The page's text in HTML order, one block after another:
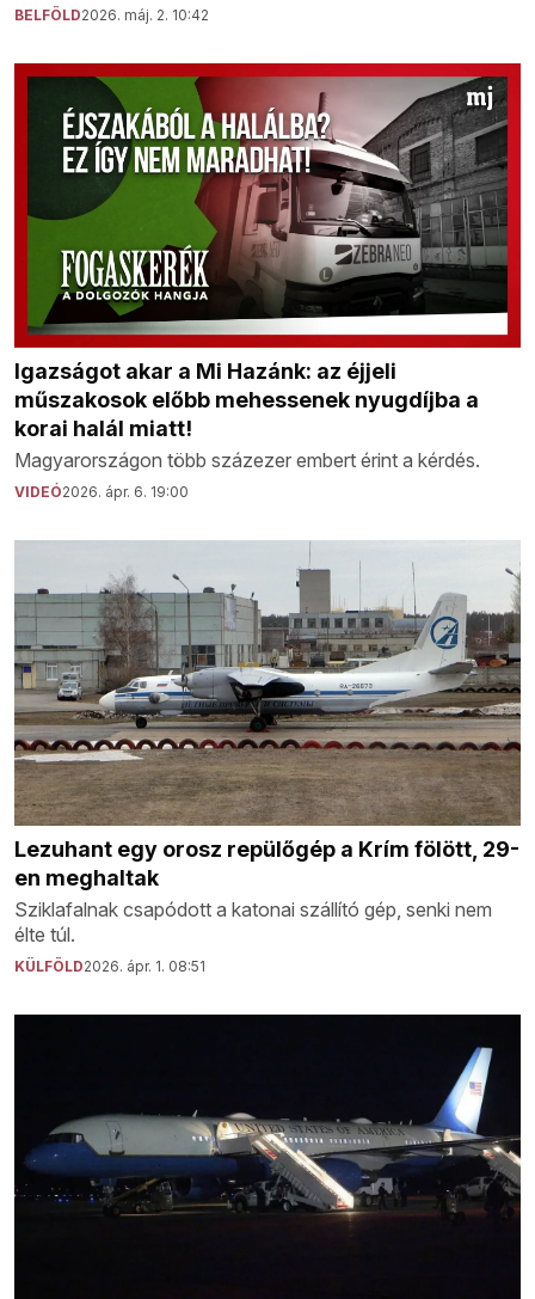
BELFÖLD2026. máj. 2. 10:42
Igazságot akar a Mi Hazánk: az éjjeli
műszakosok előbb mehessenek nyugdíjba a
korai halál miatt!
Magyarországon több százezer embert érint a kérdés.
VIDEÓ2026. ápr. 6. 19:00
Lezuhant egy orosz repülőgép a Krím fölött, 29-
en meghaltak
Sziklafalnak csapódott a katonai szállító gép, senki nem
élte túl.
KÜLFÖLD2026. ápr. 1. 08:51